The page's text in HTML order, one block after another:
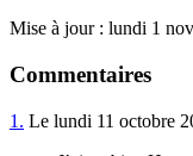
Mise à jour : lundi 1
Commentaires
1. Le lundi 11 octobre